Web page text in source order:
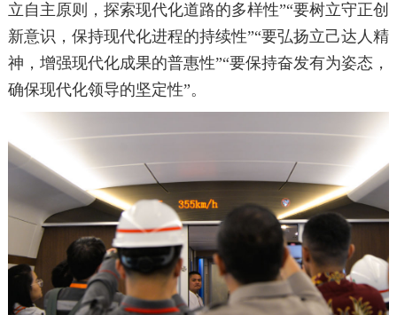
立自主原则，探索现代化道路的多样性”“要树立守正创
新意识，保持现代化进程的持续性”“要弘扬立己达人精
神，增强现代化成果的普惠性”“要保持奋发有为姿态，
确保现代化领导的坚定性”。